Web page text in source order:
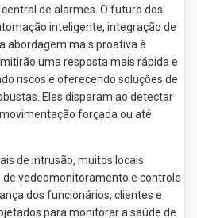
de alarmes. O futuro dos
inteligente, integração de
abordagem mais proativa à
uma resposta mais rápida e
riscos e oferecendo soluções de
Eles disparam ao detectar
forçada ou até
de intrusão, muitos locais
vedeomonitoramento e controle
dos funcionários, clientes e
para monitorar a saúde de